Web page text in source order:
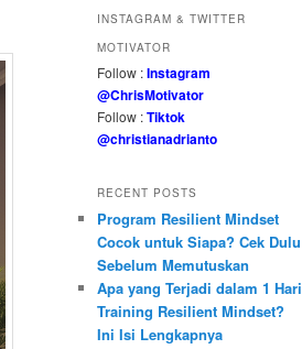
INSTAGRAM & TWITTER
MOTIVATOR
Follow :Instagram
@ChrisMotivator
Follow :Tiktok
@christianadrianto
RECENT POSTS
Program Resilient Mindset
Cocok untuk Siapa? Cek Dulu
Sebelum Memutuskan
Apa yang Terjadi dalam 1 Hari
Training Resilient Mindset?
Ini Isi Lengkapnya